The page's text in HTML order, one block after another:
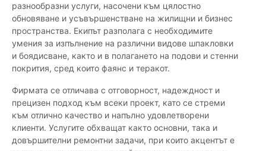
разнообразни услуги, насочени към цялостно
обновяване и усъвършенстване на жилищни и бизнес
пространства. Екипът разполага с необходимите
умения за изпълнение на различни видове шпакловки
и боядисване, както и в полагането на подови и стенни
покрития, сред които фаянс и теракот.
Фирмата се отличава с отговорност, надеждност и
прецизен подход към всеки проект, като се стреми
към отлично качество и напълно удовлетворени
клиенти. Услугите обхващат както основни, така и
довършителни ремонтни задачи, при които акцентът е